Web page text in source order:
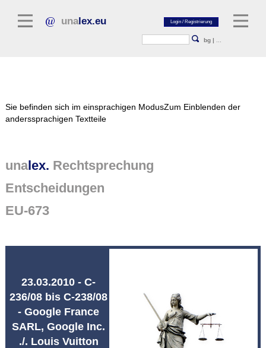
unalex.eu
bg |
Normtexte
Rechtsprechung
Sie befinden sich im einsprachigen ModusZum Einblenden der
anderssprachigen Textteile
unalex. Rechtsprechung
Entscheidungen
EU-673
23.03.2010 - C-
236/08 bis C-238/08
- Google France
SARL, Google Inc.
./. Louis Vuitton